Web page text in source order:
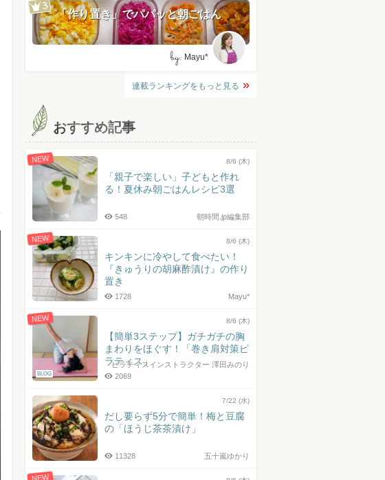
「作り置き」でパパッと朝ごはん
by: Mayu*
連載ランキングをもっと見る
おすすめ記事
NEW 8/6 (木)
「親子で楽しい」子どもと作れ
る！夏休み朝ごはんレシピ3選
朝時間.jp編集部
548
NEW 8/6 (木)
キンキンに冷やして食べたい！
『きゅうりの胡麻酢漬け』の作り
置き
Mayu*
1728
NEW
BLOG
8/6 (木)
【簡単3ステップ】ガチガチの胸
まわりをほぐす！「巻き肩対策ピ
ラティス」
ピラティスインストラクター 澤田みのり
2069
7/22 (水)
だし要らず5分で簡単！梅と豆腐
の「ほうじ茶茶漬け」
五十嵐ゆかり
11328
NEW